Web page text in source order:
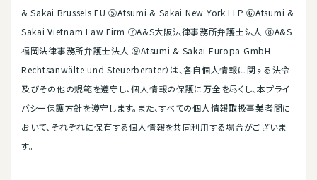
& Sakai Brussels EU ⑤Atsumi & Sakai New York LLP ⑥Atsumi &
Sakai Vietnam Law Firm ⑦A&S大阪法律事務所弁護士法人 ⑧A&S
福岡法律事務所弁護士法人 ⑨Atsumi & Sakai Europa GmbH -
Rechtsanwälte und Steuerberater）は、各自個人情報に関する法令
及びその他の規範を遵守し、個人情報の保護に万全を尽くし、本プライ
バシー保護方針を遵守します。また、すべての個人情報取扱事業者間に
おいて、それぞれに保有する個人情報を共同利用する場合がございま
す。